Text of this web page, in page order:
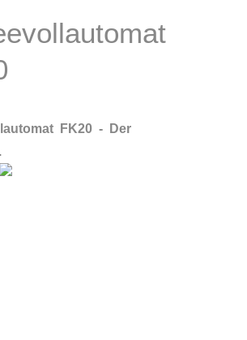
FK20 - Der